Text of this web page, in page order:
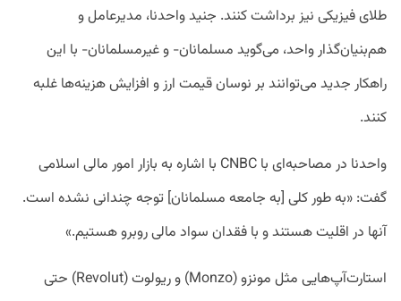
طلای فیزیکی نیز برداشت کنند. جنید واحدنا، مدیرعامل و
هم‌بنیان‌گذار واحد، می‌گوید مسلمانان- و غیرمسلمانان- با این
راهکار جدید می‌توانند بر نوسان قیمت ارز و افزایش هزینه‌ها غلبه
کنند.
واحدنا در مصاحبه‌ای با CNBC با اشاره به بازار امور مالی اسلامی
گفت: «به طور کلی [به جامعه مسلمانان] توجه چندانی نشده است.
آنها در اقلیت هستند و با فقدان سواد مالی روبرو هستیم.»
استارت‌آپ‌هایی مثل مونزو (Monzo) و ریولوت (Revolut) حتی